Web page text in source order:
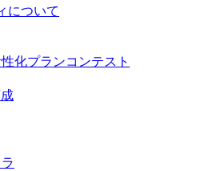
について
化プランコンテスト